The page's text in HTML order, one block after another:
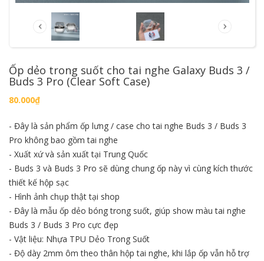
Ốp dẻo trong suốt cho tai nghe Galaxy Buds 3 /
Buds 3 Pro (Clear Soft Case)
80.000₫
- Đây là sản phẩm ốp lưng / case cho tai nghe Buds 3 / Buds 3
Pro không bao gồm tai nghe
- Xuất xứ và sản xuất tại Trung Quốc
- Buds 3 và Buds 3 Pro sẽ dùng chung ốp này vì cùng kích thước
thiết kế hộp sạc
- Hình ảnh chụp thật tại shop
- Đây là mẫu ốp dẻo bóng trong suốt, giúp show màu tai nghe
Buds 3 / Buds 3 Pro cực đẹp
- Vật liệu: Nhựa TPU Dẻo Trong Suốt
- Độ dày 2mm ôm theo thân hộp tai nghe, khi lắp ốp vẫn hỗ trợ